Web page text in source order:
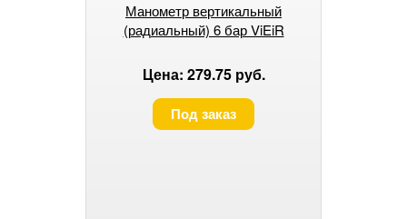
Манометр вертикальный
(радиальный) 6 бар ViEiR
Цена: 279.75 руб.
Под заказ